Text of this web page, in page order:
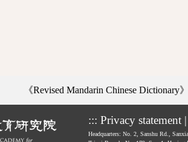
《Revised Mandarin Chinese Dictionary》
::: Privacy statement |
Headquarters: No. 2, Sanshu Rd.,